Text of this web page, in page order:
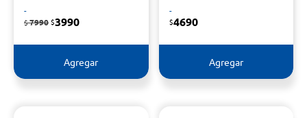
-
$7990 $3990
Agregar
-
$4690
Agregar